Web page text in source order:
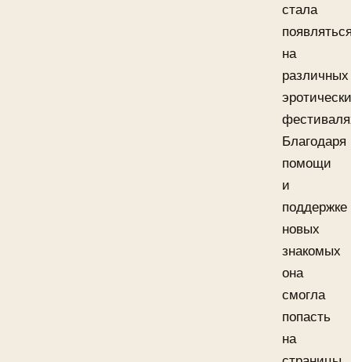
стала
на
различных
Благодаря
помощи
и
поддержке
новых
знакомых
она
смогла
попасть
на